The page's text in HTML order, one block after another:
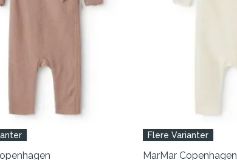
Flere Varianter
MarMar Copenhagen